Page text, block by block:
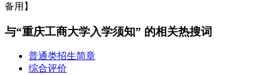
备用】
与“重庆工商大学入学须知” 的相关热搜词
普通类招生简章
综合评价